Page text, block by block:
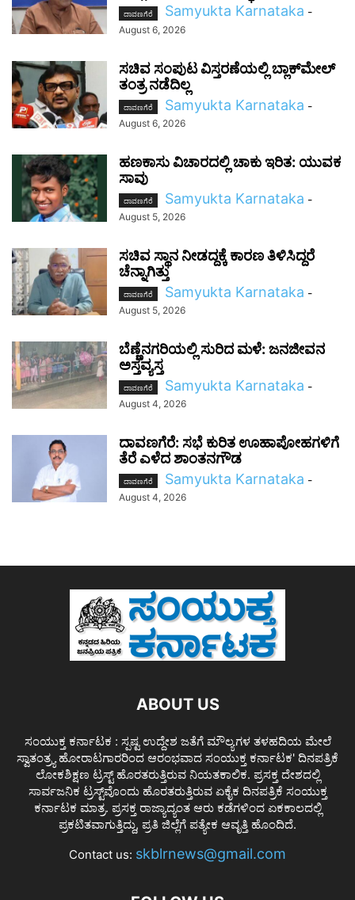
ದಾವಣಗೆರೆ Samyukta Karnataka -
August 6, 2026
ಸಚಿವ ಸಂಪುಟ ವಿಸ್ತರಣೆಯಲ್ಲಿ ಬ್ಲಾಕ್‌ಮೇಲ್
ತಂತ್ರ ನಡೆದಿಲ್ಲ
ದಾವಣಗೆರೆ Samyukta Karnataka -
August 6, 2026
ಹಣಕಾಸು ವಿಚಾರದಲ್ಲಿ ಚಾಕು ಇರಿತ: ಯುವಕ
ಸಾವು
ದಾವಣಗೆರೆ Samyukta Karnataka -
August 5, 2026
ಸಚಿವ ಸ್ಥಾನ ನೀಡದ್ದಕ್ಕೆ ಕಾರಣ ತಿಳಿಸಿದ್ದರೆ
ಚೆನ್ನಾಗಿತ್ತು
ದಾವಣಗೆರೆ Samyukta Karnataka -
August 5, 2026
ಬೆಣ್ಣೆನಗರಿಯಲ್ಲಿ ಸುರಿದ ಮಳೆ: ಜನಜೀವನ
ಅಸ್ತವ್ಯಸ್ತ
ದಾವಣಗೆರೆ Samyukta Karnataka -
August 4, 2026
ದಾವಣಗೆರೆ: ಸಭೆ ಕುರಿತ ಊಹಾಪೋಹಗಳಿಗೆ
ತೆರೆ ಎಳೆದ ಶಾಂತನಗೌಡ
ದಾವಣಗೆರೆ Samyukta Karnataka -
August 4, 2026
ABOUT US
ಸಂಯುಕ್ತ ಕರ್ನಾಟಕ : ಸ್ಪಷ್ಟ ಉದ್ದೇಶ ಜತೆಗೆ ಮೌಲ್ಯಗಳ ತಳಹದಿಯ ಮೇಲೆ
ಸ್ವಾತಂತ್ರ್ಯ ಹೋರಾಟಗಾರರಿಂದ ಆರಂಭವಾದ ಸಂಯುಕ್ತ ಕರ್ನಾಟಕ' ದಿನಪತ್ರಿಕೆ
ಲೋಕಶಿಕ್ಷಣ ಟ್ರಸ್ಟ್ ಹೊರತರುತ್ತಿರುವ ನಿಯತಕಾಲಿಕ. ಪ್ರಸಕ್ತ ದೇಶದಲ್ಲಿ
ಸಾರ್ವಜನಿಕ ಟ್ರಸ್ಟ್‌ವೊಂದು ಹೊರತರುತ್ತಿರುವ ಏಕೈಕ ದಿನಪತ್ರಿಕೆ ಸಂಯುಕ್ತ
ಕರ್ನಾಟಕ ಮಾತ್ರ. ಪ್ರಸಕ್ತ ರಾಜ್ಯಾದ್ಯಂತ ಆರು ಕಡೆಗಳಿಂದ ಏಕಕಾಲದಲ್ಲಿ
ಪ್ರಕಟಿತವಾಗುತ್ತಿದ್ದು, ಪ್ರತಿ ಜಿಲ್ಲೆಗೆ ಪತ್ಯೇಕ ಆವೃತ್ತಿ ಹೊಂದಿದೆ.
Contact us: skblrnews@gmail.com